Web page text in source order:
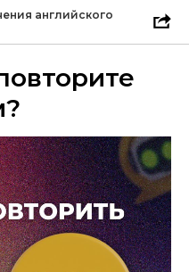
английского